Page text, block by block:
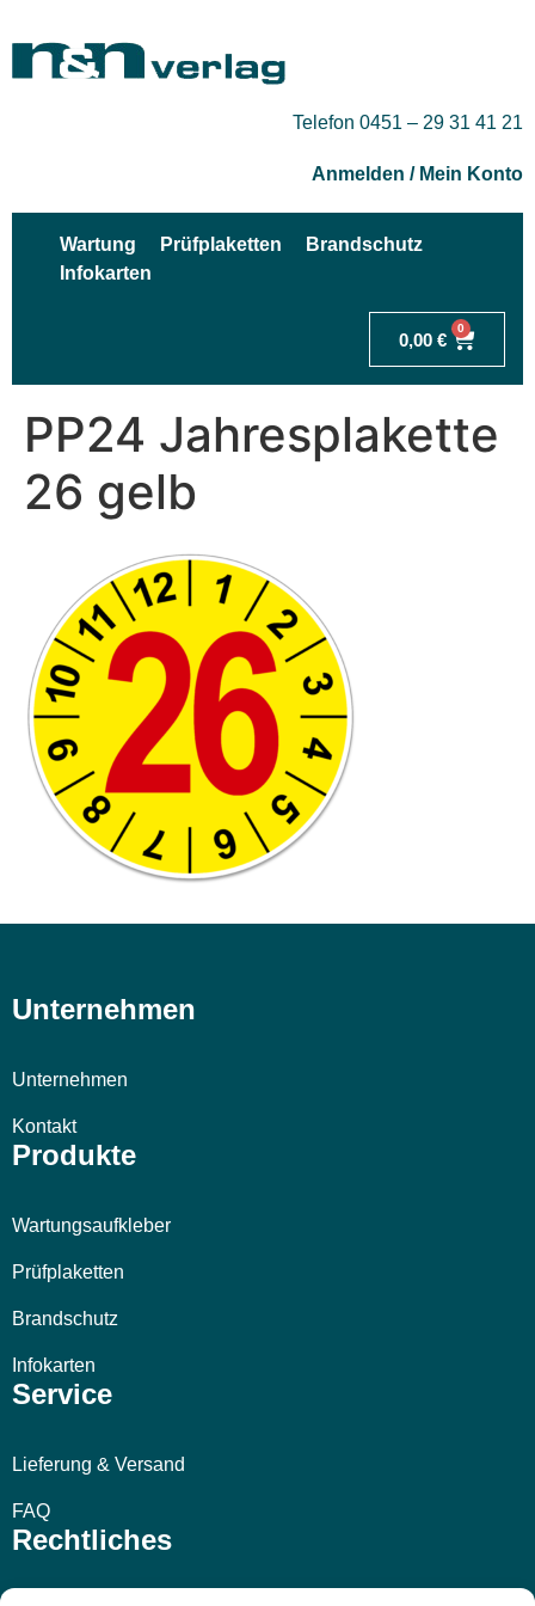
Telefon 0451 – 29 31 41 21
Anmelden / Mein Konto
Wartung Prüfplaketten
Brandschutz
Infokarten
0,00 €
0
PP24 Jahresplakette
26 gelb
Unternehmen
Unternehmen
Kontakt
Produkte
Wartungsaufkleber
Prüfplaketten
Brandschutz
Infokarten
Service
Lieferung & Versand
FAQ
Rechtliches